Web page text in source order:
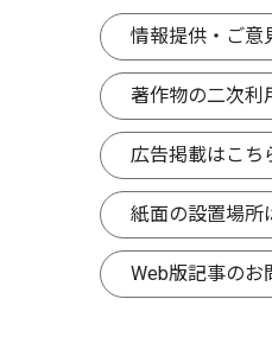
情報提供・ご意
著作物の二次利
広告掲載はこち
紙面の設置場所
Web版記事のお